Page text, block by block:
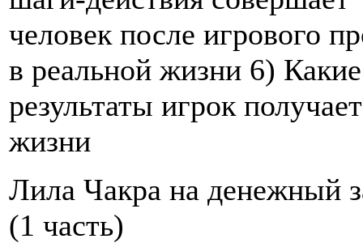
человек после игрового
в реальной жизни 6) Какие
результаты игрок
жизни
Лила Чакра на денежный
(1 часть)